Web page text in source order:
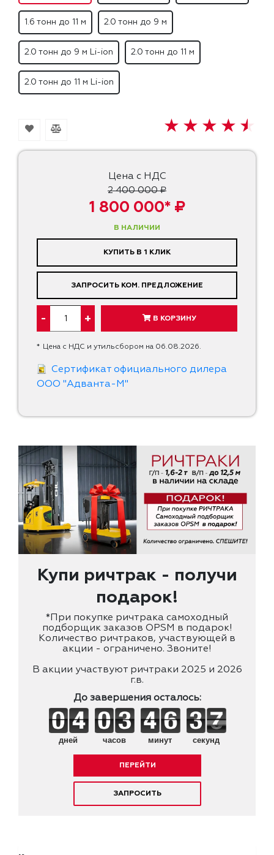
Цена с НДС
2 400 000 ₽
1 800 000* ₽
В НАЛИЧИИ
КУПИТЬ В 1 КЛИК
ЗАПРОСИТЬ КОМ. ПРЕДЛОЖЕНИЕ
- + В КОРЗИНУ
* Цена с НДС и утильсбором на 06.08.2026.
Сертификат официального дилера
ООО "Адванта-М"
1.6 тонн до 11 м 2.0 тонн до 9 м
2.0 тонн до 9 м Li-ion 2.0 тонн до 11 м
2.0 тонн до 11 м Li-ion
Купи ричтрак - получи
подарок!
*При покупке ричтрака самоходный
подборщик заказов OPSM в подарок!
Количество ричтраков, участвующей в
акции - ограничено. Звоните!
В акции участвуют ричтраки 2025 и 2026
г.в.
До завершения осталось:
дней часов минут секунд
ПЕРЕЙТИ
ЗАПРОСИТЬ